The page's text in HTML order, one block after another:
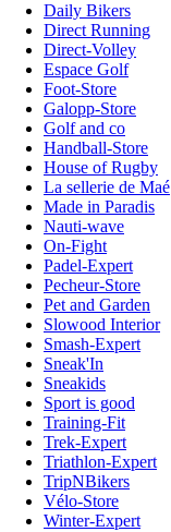
Daily Bikers
Direct Running
Direct-Volley
Espace Golf
Foot-Store
Galopp-Store
Golf and co
Handball-Store
House of Rugby
La sellerie de Maé
Made in Paradis
Nauti-wave
On-Fight
Padel-Expert
Pecheur-Store
Pet and Garden
Slowood Interior
Smash-Expert
Sneak'In
Sneakids
Sport is good
Training-Fit
Trek-Expert
Triathlon-Expert
TripNBikers
Vélo-Store
Winter-Expert